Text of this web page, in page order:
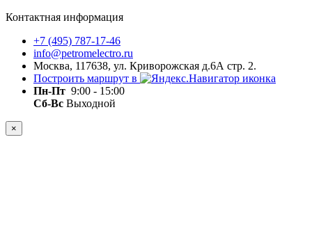
Контактная информация
+7 (495) 787-17-46
info@petromelectro.ru
Москва, 117638, ул. Криворожская д.6А стр. 2.
Построить маршрут в
Пн-Пт 9:00 - 15:00
Сб-Вс Выходной
×